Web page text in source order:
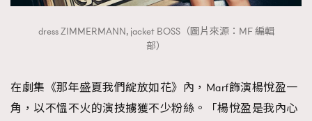
dress ZIMMERMANN, jacket BOSS（圖片來源：MF 編輯
部）
在劇集《那年盛夏我們綻放如花》內，Marf飾演楊悅盈一
角，以不慍不火的演技擄獲不少粉絲。「楊悅盈是我內心